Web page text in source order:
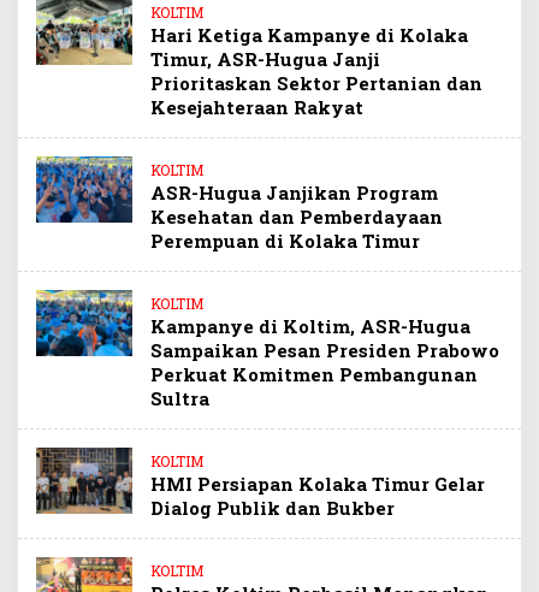
KOLTIM
Hari Ketiga Kampanye di Kolaka
Timur, ASR-Hugua Janji
Prioritaskan Sektor Pertanian dan
Kesejahteraan Rakyat
KOLTIM
ASR-Hugua Janjikan Program
Kesehatan dan Pemberdayaan
Perempuan di Kolaka Timur
KOLTIM
Kampanye di Koltim, ASR-Hugua
Sampaikan Pesan Presiden Prabowo
Perkuat Komitmen Pembangunan
Sultra
KOLTIM
HMI Persiapan Kolaka Timur Gelar
Dialog Publik dan Bukber
KOLTIM